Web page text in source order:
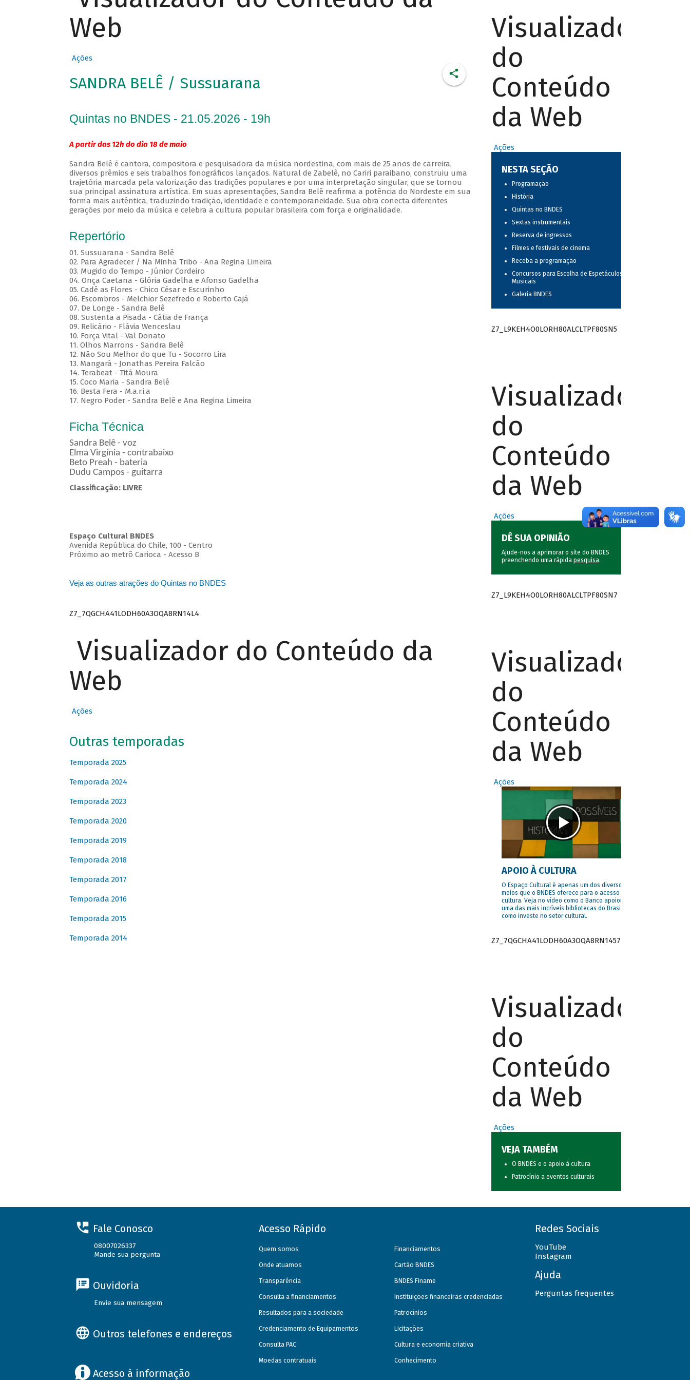
Web
Ações
SANDRA BELÊ / Sussuarana
Quintas no BNDES - 21.05.2026 - 19h
A partir das 12h do dia 18 de maio
Sandra Belê é cantora, compositora e pesquisadora da música nordestina, com mais de 25 anos de carreira,
diversos prêmios e seis trabalhos fonográficos lançados. Natural de Zabelê, no Cariri paraibano, construiu uma
trajetória marcada pela valorização das tradições populares e por uma interpretação singular, que se tornou
sua principal assinatura artística. Em suas apresentações, Sandra Belê reafirma a potência do Nordeste em sua
forma mais autêntica, traduzindo tradição, identidade e contemporaneidade. Sua obra conecta diferentes
gerações por meio da música e celebra a cultura popular brasileira com força e originalidade.
Repertório
01. Sussuarana - Sandra Belê
02. Para Agradecer / Na Minha Tribo - Ana Regina Limeira
03. Mugido do Tempo - Júnior Cordeiro
04. Onça Caetana - Glória Gadelha e Afonso Gadelha
05. Cadê as Flores - Chico César e Escurinho
06. Escombros - Melchior Sezefredo e Roberto Cajá
07. De Longe - Sandra Belê
08. Sustenta a Pisada - Cátia de França
09. Relicário - Flávia Wenceslau
10. Força Vital - Val Donato
11. Olhos Marrons - Sandra Belê
12. Não Sou Melhor do que Tu - Socorro Lira
13. Mangará - Jonathas Pereira Falcão
14. Terabeat - Titá Moura
15. Coco Maria - Sandra Belê
16. Besta Fera - M.a.r.i.a
17. Negro Poder - Sandra Belê e Ana Regina Limeira
Ficha Técnica
Sandra Belê - voz
Elma Virgínia - contrabaixo
Beto Preah - bateria
Dudu Campos - guitarra
Classificação: LIVRE
Espaço Cultural BNDES
Avenida República do Chile, 100 - Centro
Próximo ao metrô Carioca - Acesso B
Veja as outras atrações do Quintas no BNDES
Z7_7QGCHA41LODH60A3OQA8RN14L4
Visualizador do Conteúdo da
Web
Ações
Outras temporadas
Temporada 2025
Temporada 2024
Temporada 2023
Temporada 2020
Temporada 2019
Temporada 2018
Temporada 2017
Temporada 2016
Temporada 2015
Temporada 2014
Visualizador
do
Conteúdo
da Web
Ações
NESTA SEÇÃO
Programação
História
Quintas no BNDES
Sextas instrumentais
Reserva de ingressos
Filmes e festivais de cinema
Receba a programação
Concursos para Escolha de Espetáculos
Musicais
Galeria BNDES
Z7_L9KEH4O0LORH80ALCLTPF80SN5
Visualizador
do
Conteúdo
da Web
Ações
DÊ SUA OPINIÃO
Ajude-nos a aprimorar o site do BNDES
preenchendo uma rápida pesquisa.
Z7_L9KEH4O0LORH80ALCLTPF80SN7
Visualizador
do
Conteúdo
da Web
Ações
APOIO À CULTURA
O Espaço Cultural é apenas um dos diversos
meios que o BNDES oferece para o acesso à
cultura. Veja no vídeo como o Banco apoiou
uma das mais incríveis bibliotecas do Brasil e
como investe no setor cultural.
Z7_7QGCHA41LODH60A3OQA8RN1457
Visualizador
do
Conteúdo
da Web
Ações
VEJA TAMBÉM
O BNDES e o apoio à cultura
Patrocínio a eventos culturais
Fale Conosco
08007026337
Mande sua pergunta
Ouvidoria
Envie sua mensagem
Outros telefones e endereços
Acesso à informação
Acesso Rápido
Quem somos
Onde atuamos
Transparência
Consulta a financiamentos
Resultados para a sociedade
Credenciamento de Equipamentos
Consulta PAC
Moedas contratuais
Financiamentos
Cartão BNDES
BNDES Finame
Instituições financeiras credenciadas
Patrocínios
Licitações
Cultura e economia criativa
Conhecimento
Redes Sociais
YouTube
Instagram
Ajuda
Perguntas frequentes